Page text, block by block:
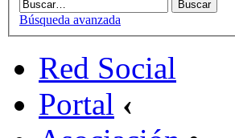
Búsqueda avanzada
Red Social
Portal ‹